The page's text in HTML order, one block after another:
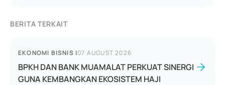
BERITA TERKAIT
EKONOMI BISNIS |07 AUGUST 2026
BPKH DAN BANK MUAMALAT PERKUAT SINERGI
GUNA KEMBANGKAN EKOSISTEM HAJI